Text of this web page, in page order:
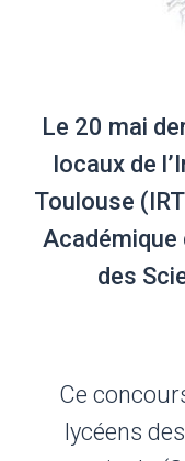
Le 20 mai
locaux de
Toulouse
Académique
des
Ce
lycéens